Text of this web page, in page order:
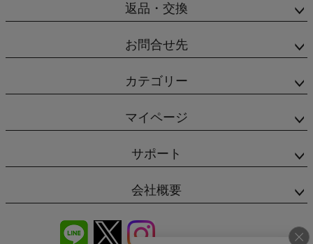
返品・交換
お問合せ先
カテゴリー
マイページ
サポート
会社概要